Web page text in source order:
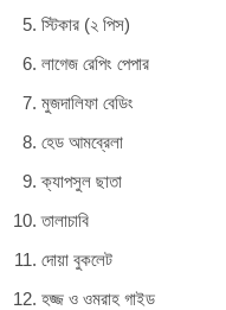
স্টিকার (২ পিস)
লাগেজ রেপিং পেপার
মুজদালিফা বেডিং
হেড আমব্রেলা
ক্যাপসুল ছাতা
তালাচাবি
দোয়া বুকলেট
হজ্জ ও ওমরাহ গাইড